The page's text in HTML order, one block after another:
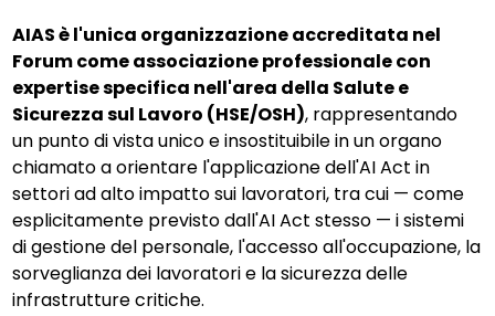
AIAS è l'unica organizzazione accreditata nel
Forum come associazione professionale con
expertise specifica nell'area della Salute e
Sicurezza sul Lavoro (HSE/OSH), rappresentando
un punto di vista unico e insostituibile in un organo
chiamato a orientare l'applicazione dell'AI Act in
settori ad alto impatto sui lavoratori, tra cui — come
esplicitamente previsto dall'AI Act stesso — i sistemi
di gestione del personale, l'accesso all'occupazione, la
sorveglianza dei lavoratori e la sicurezza delle
infrastrutture critiche.